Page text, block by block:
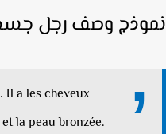
وصف رجل
Il a les cheveux
et la peau bronzée.